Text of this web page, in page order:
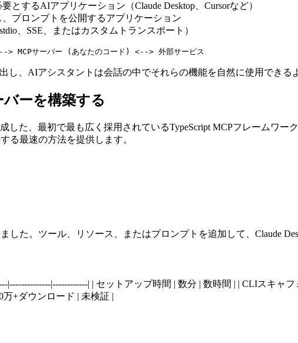
とするAIアプリケーション（Claude Desktop、Cursorなど）
プロンプトを公開するアプリケーション
、SSE、またはカスタムトランスポート）
し、AIアシスタントは会話の中でそれらの機能を自然に使用できる
ーを構築する
した、最初で最も広く採用されているTypeScript MCPフレームワーク
る最速の方法を提供します。
した。ツール、リソース、またはプロンプトを追加して、Claude
|--------------|------------| | セットアップ時間 | 数分 | 数時間 | | CLIスキャ
万+ダウンロード | 未検証 |